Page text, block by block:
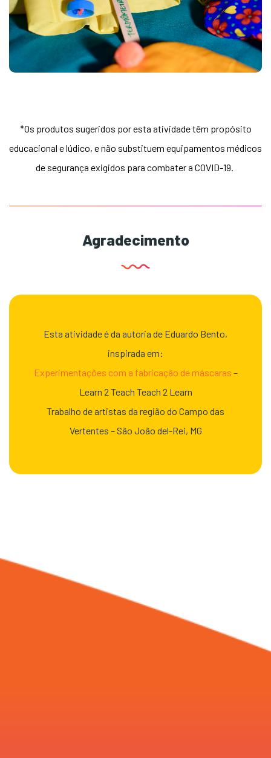
*Os produtos sugeridos por esta atividade têm propósito
educacional e lúdico, e não substituem equipamentos médicos
de segurança exigidos para combater a COVID-19.
Agradecimento
Esta atividade é da autoria de Eduardo Bento,
inspirada em:
Experimentações com a fabricação de máscaras –
Learn 2 Teach Teach 2 Learn
Trabalho de artistas da região do Campo das
Vertentes – São João del-Rei, MG